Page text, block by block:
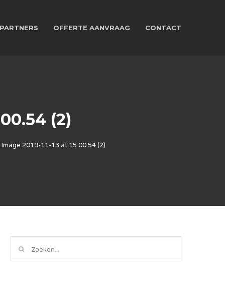
PARTNERS OFFERTE AANVRAAG CONTACT
(2)
2019-11-13 at 15.00.54 (2)